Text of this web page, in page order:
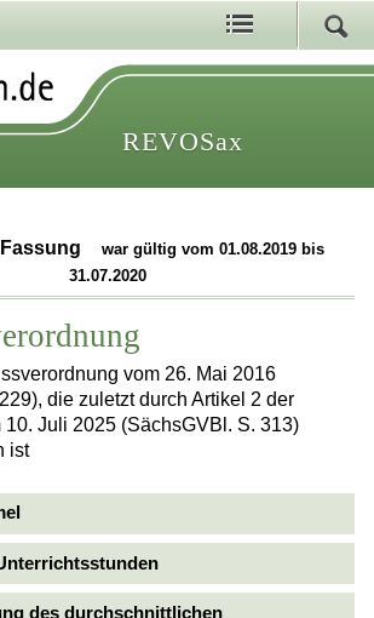
REVOSax
war gültig vom 01.08.2019 bis
31.07.2020
vom 26. Mai 2016
die zuletzt durch Artikel 2 der
10. Juli 2025 (SächsGVBl. S. 313)
ist
des durchschnittlichen